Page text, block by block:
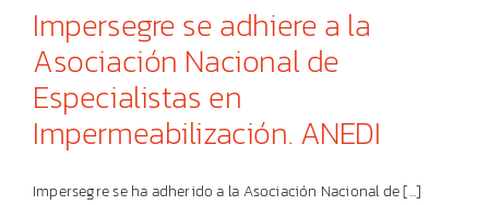
Impersegre se adhiere a la
Asociación Nacional de
Especialistas en
Impermeabilización. ANEDI
Impersegre se ha adherido a la Asociación Nacional de [...]